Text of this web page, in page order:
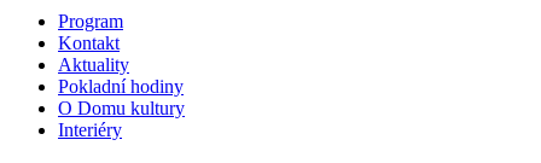
Program
Kontakt
Aktuality
Pokladní hodiny
O Domu kultury
Interiéry